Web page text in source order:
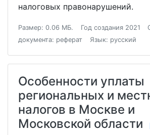
налоговых правонарушений.
Размер: 0.06 МБ. Год создания 2021
документа: реферат
Язык: русский
Особенности уплаты
региональных и
налогов в Москве и
Московской области